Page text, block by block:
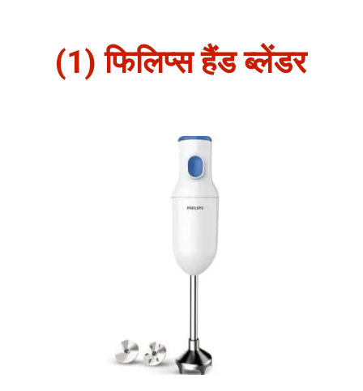
(1) फिलिप्स हैंड ब्लेंडर